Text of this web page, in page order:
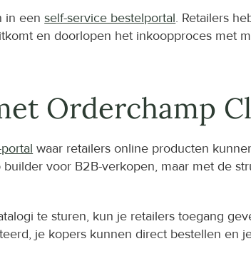
in een self-service bestelportal. Retailers
en doorlopen het inkoopproces met
Orderchamp
waar retailers online producten
voor B2B-verkopen, maar met de
te sturen, kun je retailers toegang
je kopers kunnen direct bestellen en